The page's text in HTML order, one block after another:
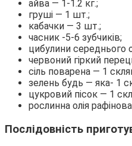
айва — 1-1.2 кг.;
груші — 1 шт.;
кабачки — 3 шт.;
часник -5-6 зубчиків;
цибулини середнього
червоний гіркий
сіль поварена — 1
зелень будь — яка- 1
цукровий пісок — 1
рослинна олія
Послідовність